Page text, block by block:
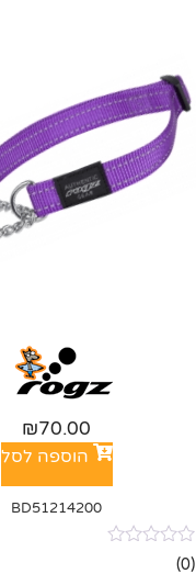
₪70.00
הוספה לסל
BD51214200
אין
ביקורות
(0)